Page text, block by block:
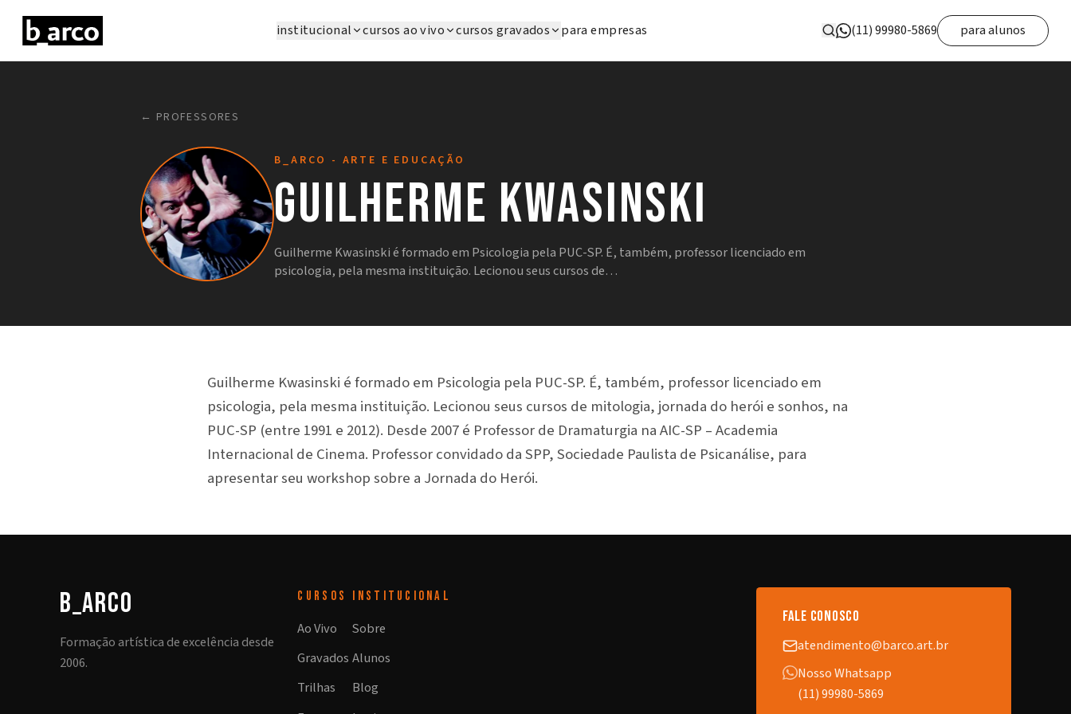
institucional cursos ao vivo cursos gravados para empresas (11) 99980-5869 para alunos
← PROFESSORES
B_ARCO - ARTE E EDUCAÇÃO
Guilherme Kwasinski
Guilherme Kwasinski é formado em Psicologia pela PUC-SP. É, também, professor licenciado em
psicologia, pela mesma instituição. Lecionou seus cursos de…
Guilherme Kwasinski é formado em Psicologia pela PUC-SP. É, também, professor licenciado em
psicologia, pela mesma instituição. Lecionou seus cursos de mitologia, jornada do herói e sonhos, na
PUC-SP (entre 1991 e 2012). Desde 2007 é Professor de Dramaturgia na AIC-SP – Academia
Internacional de Cinema. Professor convidado da SPP, Sociedade Paulista de Psicanálise, para
apresentar seu workshop sobre a Jornada do Herói.
b_arco
Formação artística de excelência desde
2006.
CURSOS
Ao Vivo
Gravados
Trilhas
INSTITUCIONAL
Sobre
Alunos
Blog
fale conosco
atendimento@barco.art.br
Nosso Whatsapp
(11) 99980-5869